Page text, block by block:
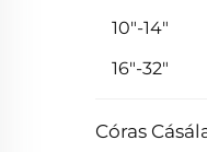
10"-14"
16"-32"
Córas